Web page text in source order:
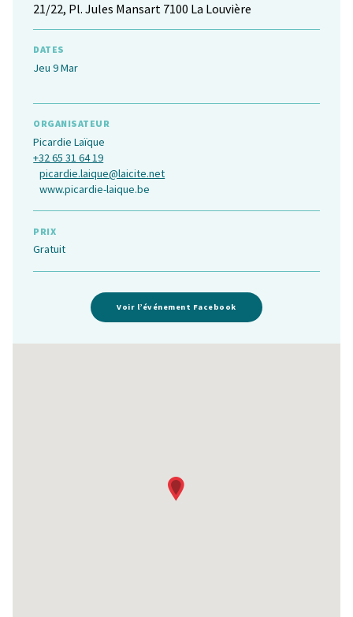
21/22, Pl. Jules Mansart 7100 La Louvière
DATES
Jeu 9 Mar
ORGANISATEUR
Picardie Laïque
+32 65 31 64 19
picardie.laique@laicite.net
www.picardie-laique.be
PRIX
Gratuit
Voir l’événement Facebook